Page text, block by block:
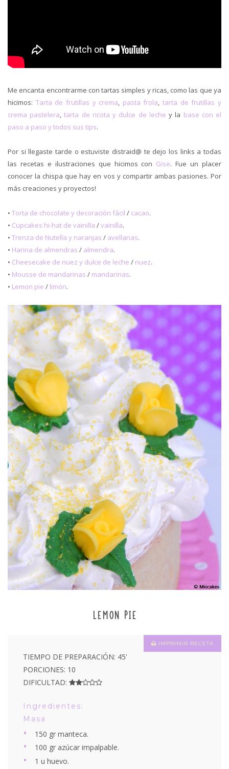
Me encanta encontrarme con tartas simples y ricas, como las que ya
hicimos: Tarta de frutillas y crema pasta frola ,tarta de frutillas y
crema pastelera ,tarta de ricota y dulce de leche y la base con el
paso a paso y todos sus tips.
Por si llegaste tarde o estuviste distraid@ te dejo los links a todas
las recetas e ilustraciones que hicimos con Gise. Fue un placer
conocer la chispa que hay en vos y compartir ambas pasiones. Por
más creaciones y proyectos!
• Torta de chocolate y decoración fácil / cacao.
• Cupcakes hi-hat de vainilla /vainilla.
• Trenza de Nutella y naranjas / avellanas.
• Harina de almendras / almendra.
• Cheesecake de nuez y dulce de leche / nuez.
• Mousse de mandarinas / mandarinas.
• Lemon pie / limón.
LEMON PIE
IMPRIMIR RECETA
TIEMPO DE PREPARACIÓN: 45'
PORCIONES: 10
DIFICULTAD:
Ingredientes:
Masa
150 gr manteca.
100 gr azúcar impalpable.
1 u huevo.